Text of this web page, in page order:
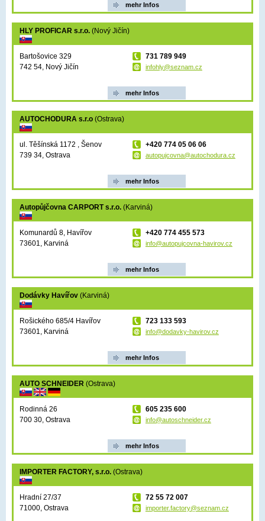
mehr Infos
HLY PROFICAR s.r.o. (Nový Jičín)
Bartošovice 329
742 54, Nový Jičín
731 789 949
infohly@seznam.cz
mehr Infos
AUTOCHODURA s.r.o (Ostrava)
ul. Těšínská 1172 , Šenov
739 34, Ostrava
+420 774 05 06 06
autopujcovna@autochodura.cz
mehr Infos
Autopůjčovna CARPORT s.r.o. (Karviná)
Komunardů 8, Havířov
73601, Karviná
+420 774 455 573
info@autopujcovna-havirov.cz
mehr Infos
Dodávky Havířov (Karviná)
Rošického 685/4 Havířov
73601, Karviná
723 133 593
info@dodavky-havirov.cz
mehr Infos
AUTO SCHNEIDER (Ostrava)
Rodinná 26
700 30, Ostrava
605 235 600
info@autoschneider.cz
mehr Infos
IMPORTER FACTORY, s.r.o. (Ostrava)
Hradní 27/37
71000, Ostrava
72 55 72 007
importer.factory@seznam.cz